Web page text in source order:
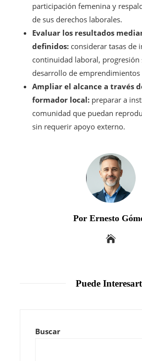
participación femenina y
de sus derechos laborales.
Evaluar los resultados
definidos: considerar tasas de
continuidad laboral, progresión
desarrollo de emprendimientos
Ampliar el alcance a través
formador local: preparar a
comunidad que puedan
sin requerir apoyo externo.
Por Ernesto
Puede
Buscar